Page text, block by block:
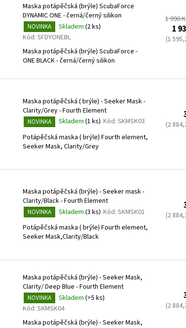
Maska potápěčská (brýle) ScubaForce
DYNAMIC ONE - černá/černý silikon
NOVINKA Skladem (2 ks)
Kód: SFDYONEBL
Maska potápěčská (brýle) ScubaForce -
ONE BLACK - černá/černý silikon
1 990
1
(1
Maska potápěčská ( brýle) - Seeker Mask -
Clarity/Grey - Fourth Element
NOVINKA Skladem (1 ks) Kód: SKMSK03
Potápěčská maska ( brýle) Fourth element,
Seeker Mask, Clarity/Grey
(2
Maska potápěčská (brýle) - Seeker mask -
Clarity/Black - Fourth Element
NOVINKA Skladem (3 ks) Kód: SKMSK01
Potápěčská maska ( brýle) Fourth element,
Seeker Mask,Clarity/Black
(2
Maska potápěčská (brýle) - Seeker Mask,
Clarity/ Deep Blue - Fourth Element
NOVINKA Skladem (>5 ks)
Kód: SKMSK04
Maska potápěčská (brýle) - Seeker Mask,
(2